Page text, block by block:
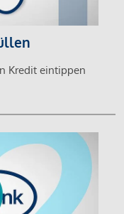
Kredit eintippen